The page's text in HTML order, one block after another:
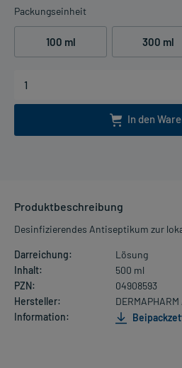
Packungseinheit
100 ml 300 ml
In den
Produktbeschreibung
Desinfizierendes Antiseptikum zur
Darreichung:
Lösung
Inhalt:
500 ml
PZN:
04908593
Hersteller:
DERMAPHARM
Information: